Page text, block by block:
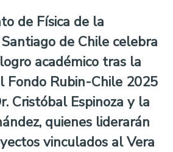
de Física de la
de Chile celebra
académico tras la
Fondo Rubin-Chile 2025
Cristóbal Espinoza y la
quienes liderarán
vinculados al Vera